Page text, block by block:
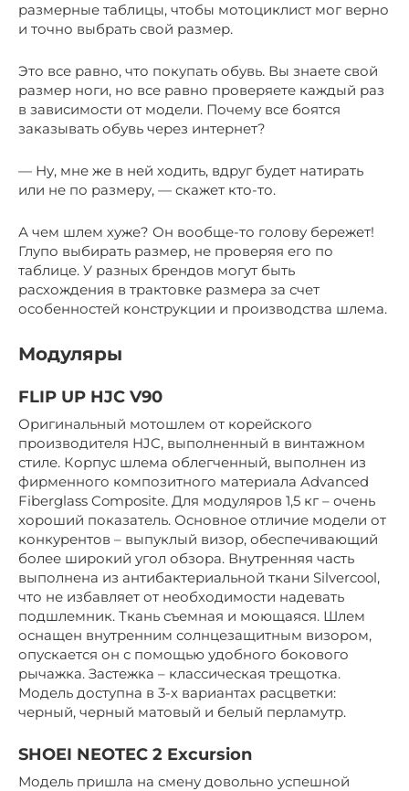
размерные таблицы, чтобы мотоциклист мог верно
и точно выбрать свой размер.
Это все равно, что покупать обувь. Вы знаете свой
размер ноги, но все равно проверяете каждый раз
в зависимости от модели. Почему все боятся
заказывать обувь через интернет?
— Ну, мне же в ней ходить, вдруг будет натирать
или не по размеру, — скажет кто-то.
А чем шлем хуже? Он вообще-то голову бережет!
Глупо выбирать размер, не проверяя его по
таблице. У разных брендов могут быть
расхождения в трактовке размера за счет
особенностей конструкции и производства шлема.
Модуляры
FLIP UP HJC V90
Оригинальный мотошлем от корейского
производителя HJC, выполненный в винтажном
стиле. Корпус шлема облегченный, выполнен из
фирменного композитного материала Advanced
Fiberglass Composite. Для модуляров 1,5 кг – очень
хороший показатель. Основное отличие модели от
конкурентов – выпуклый визор, обеспечивающий
более широкий угол обзора. Внутренняя часть
выполнена из антибактериальной ткани Silvercool,
что не избавляет от необходимости надевать
подшлемник. Ткань съемная и моющаяся. Шлем
оснащен внутренним солнцезащитным визором,
опускается он с помощью удобного бокового
рычажка. Застежка – классическая трещотка.
Модель доступна в 3-х вариантах расцветки:
черный, черный матовый и белый перламутр.
SHOEI NEOTEC 2 Excursion
Модель пришла на смену довольно успешной